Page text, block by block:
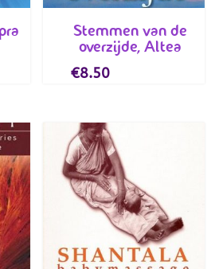
Stemmen van de
overzijde, Altea
€8.50